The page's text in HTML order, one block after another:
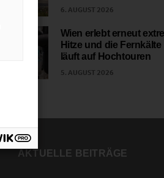
6. AUGUST 2026
Wien erlebt erneut
Hitze und die Fernkälte
läuft auf Hochtouren
5. AUGUST 2026
AKTUELLE BEITRÄGE